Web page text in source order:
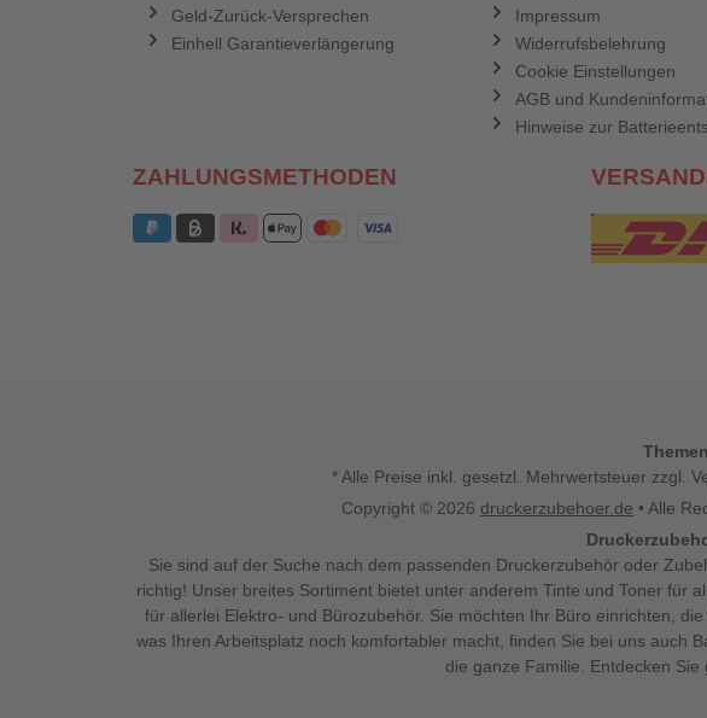
Geld-Zurück-Versprechen
Einhell Garantieverlängerung
Impressum
Widerrufsbelehrung
Cookie Einstellungen
AGB und
Hinweise zur
ZAHLUNGSMETHODEN
* Alle Preise inkl. gesetzl. Mehrwertsteuer zzgl.
Copyright © 2026 druckerzubehoer.de • Alle
Sie sind auf der Suche nach dem passenden Druckerzubehör oder
richtig! Unser breites Sortiment bietet unter anderem Tinte und Toner für
für allerlei Elektro- und Bürozubehör. Sie möchten Ihr Büro einrichten,
was Ihren Arbeitsplatz noch komfortabler macht, finden Sie bei uns auch
die ganze Familie. Entdecken